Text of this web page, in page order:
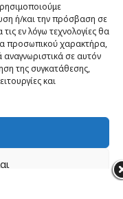
ή/και την πρόσβαση σε
εν λόγω τεχνολογίες θα
προσωπικού χαρακτήρα,
σε αυτόν
της συγκατάθεσης,
και
|TOP fm 102.4